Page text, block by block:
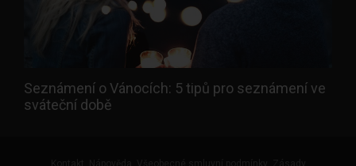
Seznámení o Vánocích: 5 tipů pro seznámení ve
sváteční době